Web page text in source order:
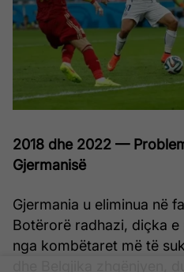
2018 dhe 2022 —
Gjermanisë
Gjermania u eliminua në
Botërorë radhazi, diçka
nga kombëtaret më të